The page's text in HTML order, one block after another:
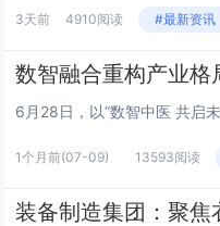
3天前 4910阅读 #最新资讯
1个月前(07-09) 13593阅读
装备制造集团：聚